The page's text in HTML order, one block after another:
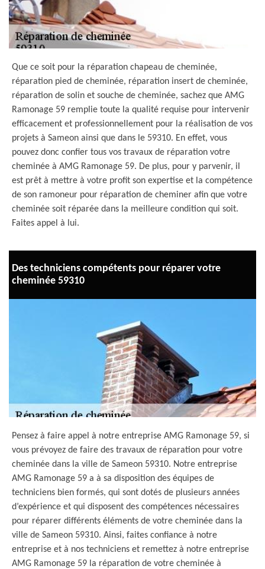
Que ce soit pour la réparation chapeau de cheminée,
réparation pied de cheminée, réparation insert de cheminée,
réparation de solin et souche de cheminée, sachez que AMG
Ramonage 59 remplie toute la qualité requise pour intervenir
efficacement et professionnellement pour la réalisation de vos
projets à Sameon ainsi que dans le 59310. En effet, vous
pouvez donc confier tous vos travaux de réparation votre
cheminée à AMG Ramonage 59. De plus, pour y parvenir, il
est prêt à mettre à votre profit son expertise et la compétence
de son ramoneur pour réparation de cheminer afin que votre
cheminée soit réparée dans la meilleure condition qui soit.
Faites appel à lui.
Des techniciens compétents pour réparer votre
cheminée 59310
Pensez à faire appel à notre entreprise AMG Ramonage 59, si
vous prévoyez de faire des travaux de réparation pour votre
cheminée dans la ville de Sameon 59310. Notre entreprise
AMG Ramonage 59 a à sa disposition des équipes de
techniciens bien formés, qui sont dotés de plusieurs années
d’expérience et qui disposent des compétences nécessaires
pour réparer différents éléments de votre cheminée dans la
ville de Sameon 59310. Ainsi, faites confiance à notre
entreprise et à nos techniciens et remettez à notre entreprise
AMG Ramonage 59 la réparation de votre cheminée à